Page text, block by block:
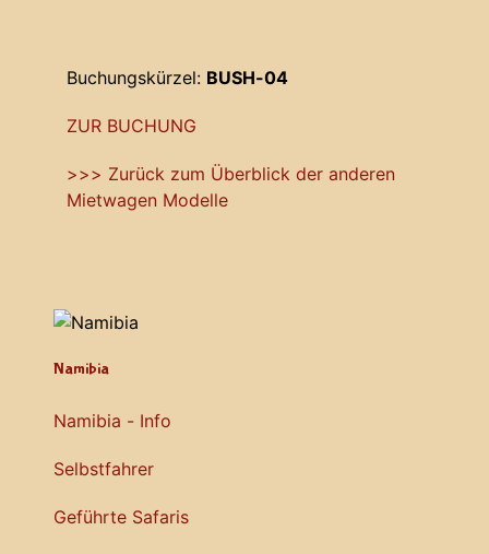
Buchungskürzel: BUSH-04
ZUR BUCHUNG
>>> Zurück zum Überblick der anderen
Mietwagen Modelle
Namibia
Namibia - Info
Selbstfahrer
Geführte Safaris